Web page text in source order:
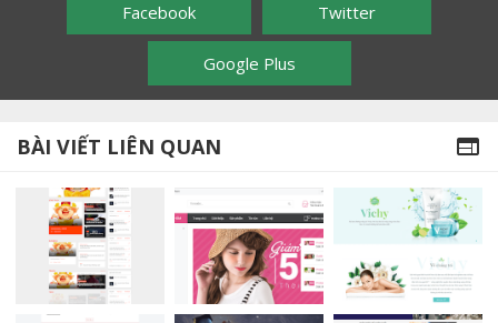
Facebook Twitter
Google Plus
BÀI VIẾT LIÊN QUAN 